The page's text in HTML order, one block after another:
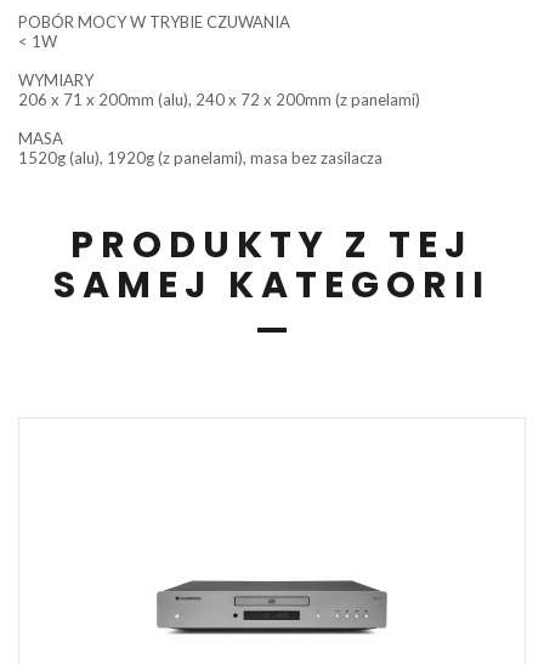
POBÓR MOCY W TRYBIE CZUWANIA
< 1W
WYMIARY
206 x 71 x 200mm (alu), 240 x 72 x 200mm (z panelami)
MASA
1520g (alu), 1920g (z panelami), masa bez zasilacza
PRODUKTY Z TEJ
SAMEJ KATEGORII